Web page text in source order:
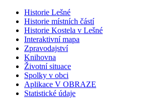
Historie Lešné
Historie místních částí
Historie Kostela v Lešné
Interaktivní mapa
Zpravodajství
Knihovna
Životní situace
Spolky v obci
Aplikace V OBRAZE
Statistické údaje